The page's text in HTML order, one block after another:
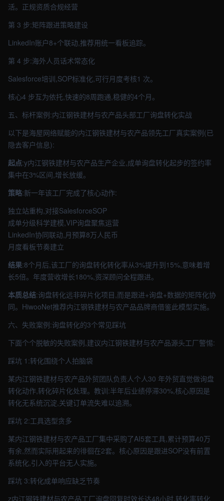
活。正规资质合规经营
第 3 步:矩阵跟进策略建设
LinkedIn账户8+个联动,推荐用统一看板追踪。
第 4 步:海外人员话术常态化
Salesforce培训,SOP标准化,可行月度考核1 次。
核心4 步互为依托,快速的8周跑通,稳健的4个月。
五、标杆案例:内江钢铁建材与农产品头部工厂询盘转化实战
以下是海屋网络赋能的内江钢铁建材与农产品领先工厂真实案例(已
隐去客户信息):
起点:y内江钢铁建材与农产品生产企业,成单询盘转化起步的签约率
集中在3%区间,增长放缓。
策略:新一年该工厂完成了核心动作:
独立站重构,对接SalesforceSOP
成单分级科学建模,VIP询盘聚焦运营
LinkedIn协同联动,月预算8万人民币
月度看板节奏建立
结果:8个月后,该工厂的询盘转化转化率从3%提升到15%,意味着增
长5倍。年度营收增长180%,资深顾问全程跟进。
本质总结:询盘转化远非碎片化项目,而是跟进+询盘+数据的矩阵化协
同。HiwooNet推荐内江钢铁建材与农产品品牌商借鉴此模型实施。
六、失败案例:询盘转化的3个常见踩坑
下面个个脱敏的失败案例,建议内江钢铁建材与农产品源头工厂警惕:
踩坑 1:转化围绕个人拍脑袋
某内江钢铁建材与农产品外贸团队负责人个人30 年外贸直觉做询盘
转化动作,转化碎片化处理。教训:半年后业绩停滞30%,核心原因是
转化无系统沉淀,关键订单流失难以追溯。
踩坑 2:工具选型贪多
某内江钢铁建材与农产品工厂集中采购了AI5套工具,累计预算40万
有余,然而实际用起来的徘徊在2套。核心原因是跟进SOP没有前置
系统化,引入的平台无人实施。
踩坑 3:转化成单响应缺乏节奏
z内江钢铁建材与农产品工厂询盘回复时效长达48小时,转化率转化